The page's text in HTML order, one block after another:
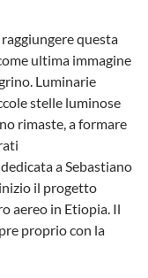
questa
ultima immagine
Luminarie
stelle luminose
rimaste, a formare
a Sebastiano
il progetto
aereo in Etiopia. Il
proprio con la